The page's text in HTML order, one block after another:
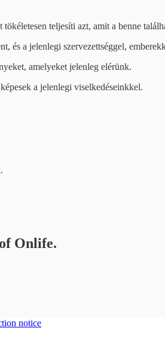
teljesíti azt, amit a benne
és a jelenlegi szervezettséggel,
amelyeket jelenleg elérünk.
a jelenlegi viselkedéseinkkel.
Onlife.
notice